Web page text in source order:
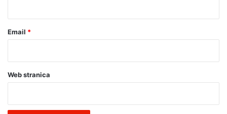
Email *
Web stranica